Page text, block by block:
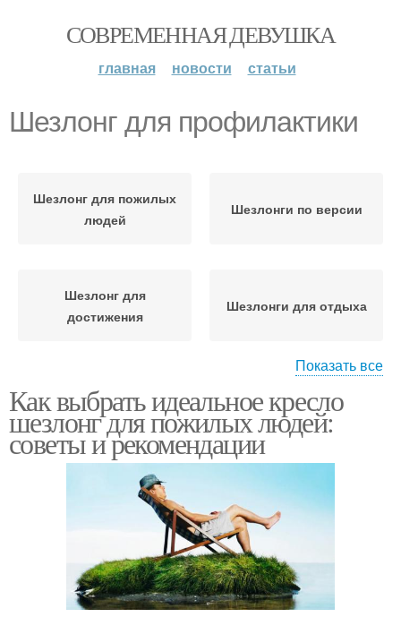
СОВРЕМЕННАЯ ДЕВУШКА
главная новости статьи
Шезлонг для профилактики
Шезлонг для пожилых
людей
Шезлонги по версии
Шезлонг для
достижения
Шезлонги для отдыха
Шезлонги по
вместительности
использования
Электронные шезлонги
новорожденных
Шезлонги для
медицинских целей
Показать все
Как выбрать идеальное кресло
шезлонг для пожилых людей:
советы и рекомендации